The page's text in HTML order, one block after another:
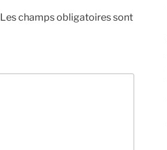
Les champs obligatoires sont